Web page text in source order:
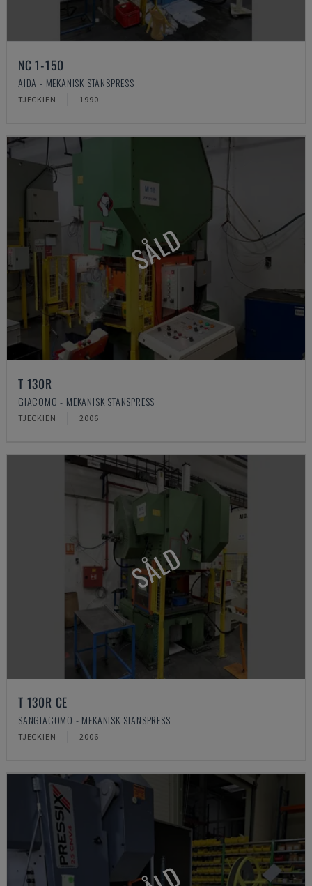
NC 1-150
AIDA - MEKANISK STANSPRESS
TJECKIEN 1990
SÅLD
T 130R
GIACOMO - MEKANISK STANSPRESS
TJECKIEN 2006
SÅLD
T 130R CE
SANGIACOMO - MEKANISK STANSPRESS
TJECKIEN 2006